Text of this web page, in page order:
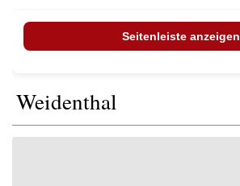
Weidenthal
Seitenleiste anzeigen